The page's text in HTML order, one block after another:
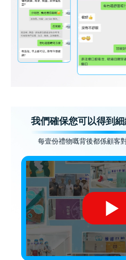
我們確保您可以得到
每壹份禮物嘅背後都係顧客